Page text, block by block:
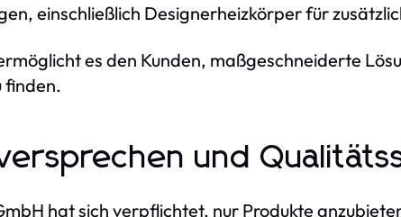
einschließlich Designerheizkörper für
es den Kunden, maßgeschneiderte
finden.
und
hat sich verpflichtet, nur Produkte